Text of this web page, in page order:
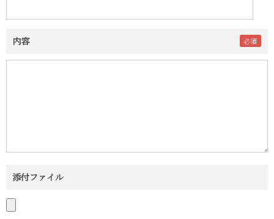
内容
添付ファイル